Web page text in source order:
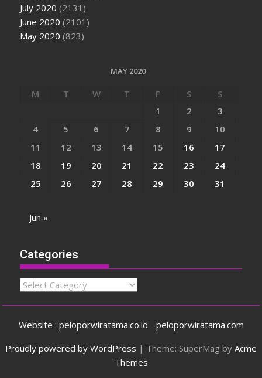
July 2020 (2131)
June 2020 (2101)
May 2020 (823)
MAY 2020
M T W T F S
S
1
2
3
4
5 6 7 8 9
10
11
12 13 14 15 16
17
18
19 20 21 22 23
24
25
26 27 28 29 30 31
Jun »
Categories
Categories
Website : peloporwiratama.co.id - peloporwiratama.com
Proudly powered by WordPress | Theme: SuperMag by Acme
Themes